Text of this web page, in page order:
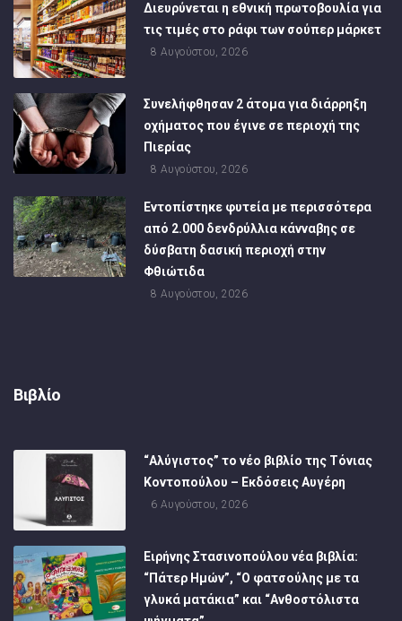
Διευρύνεται η εθνική πρωτοβουλία για
τις τιμές στο ράφι των σούπερ μάρκετ
8 Αυγούστου, 2026
Συνελήφθησαν 2 άτομα για διάρρηξη
οχήματος που έγινε σε περιοχή της
Πιερίας
8 Αυγούστου, 2026
Εντοπίστηκε φυτεία με περισσότερα
από 2.000 δενδρύλλια κάνναβης σε
δύσβατη δασική περιοχή στην
Φθιώτιδα
8 Αυγούστου, 2026
Βιβλίο
“Αλύγιστος” το νέο βιβλίο της Τόνιας
Κοντοπούλου – Εκδόσεις Αυγέρη
6 Αυγούστου, 2026
Ειρήνης Στασινοπούλου νέα βιβλία:
“Πάτερ Ημών”, “Ο φατσούλης με τα
γλυκά ματάκια” και “Ανθοστόλιστα